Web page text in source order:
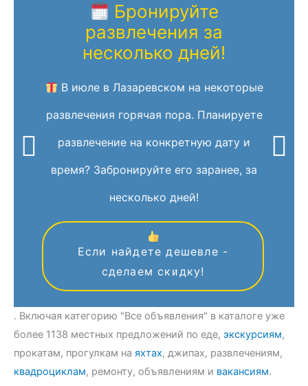
Бронируйте
развлечения за
несколько дней!
В июле в Лазаревском на некоторые
развлечения горячая пора. Планируете
развлечение на конкретную дату и
время? Забронируйте его заранее, за
несколько дней!
Если найдете дешевле -
сделаем скидку!
. Включая категорию "Все объявления" в каталоге уже
более 1138 местных предложений по еде, экскурсиям,
прокатам, прогулкам на яхтах, джипах, развлечениям,
квадроциклам, ремонту, объявлениям и вакансиям.